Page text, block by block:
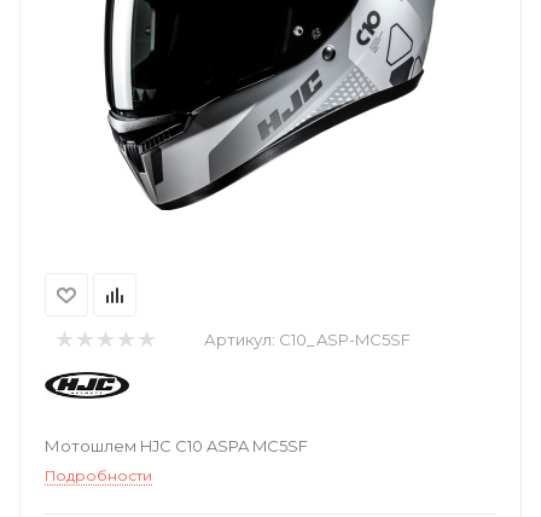
Артикул: C10_ASP-MC5SF
Мотошлем HJC C10 ASPA MC5SF
Подробности